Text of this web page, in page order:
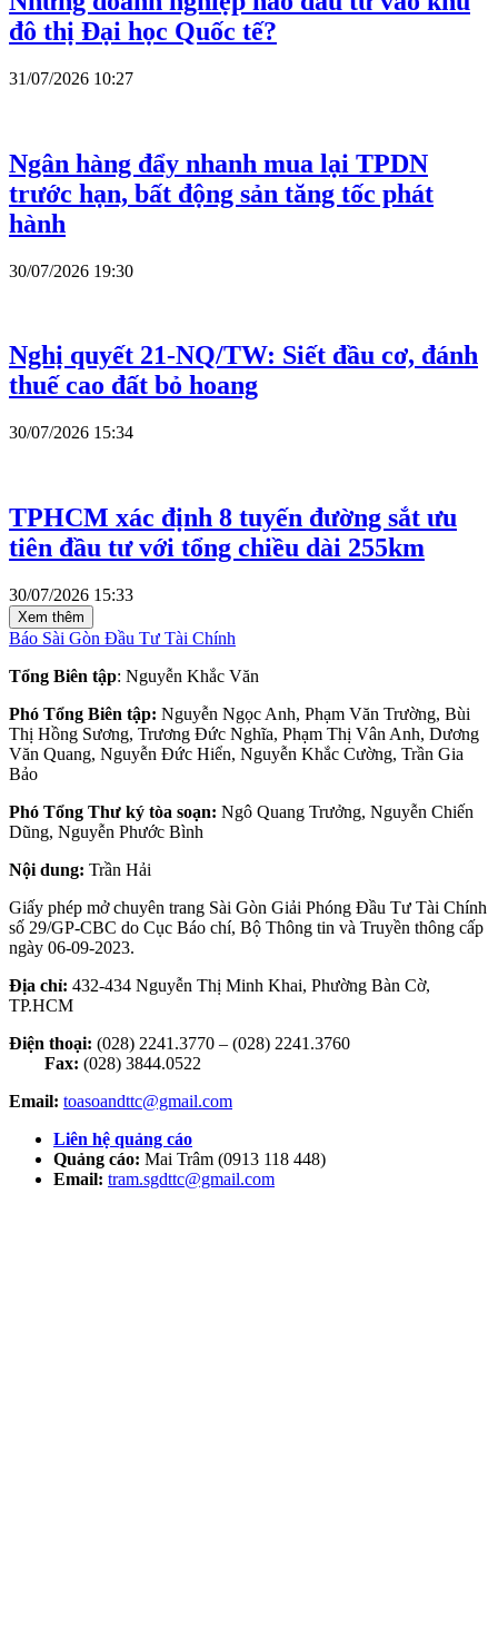
đô thị Đại học Quốc tế?
31/07/2026 10:27
Ngân hàng đẩy nhanh mua lại TPDN
trước hạn, bất động sản tăng tốc phát
hành
30/07/2026 19:30
Nghị quyết 21-NQ/TW: Siết đầu cơ, đánh
thuế cao đất bỏ hoang
30/07/2026 15:34
TPHCM xác định 8 tuyến đường sắt ưu
tiên đầu tư với tổng chiều dài 255km
30/07/2026 15:33
Xem thêm
Báo Sài Gòn Đầu Tư Tài Chính
Tổng Biên tập: Nguyễn Khắc Văn
Phó Tổng Biên tập: Nguyễn Ngọc Anh, Phạm Văn Trường, Bùi
Thị Hồng Sương, Trương Đức Nghĩa, Phạm Thị Vân Anh, Dương
Văn Quang, Nguyễn Đức Hiển, Nguyễn Khắc Cường, Trần Gia
Bảo
Phó Tổng Thư ký tòa soạn: Ngô Quang Trưởng, Nguyễn Chiến
Dũng, Nguyễn Phước Bình
Nội dung: Trần Hải
Giấy phép mở chuyên trang Sài Gòn Giải Phóng Đầu Tư Tài Chính
số 29/GP-CBC do Cục Báo chí, Bộ Thông tin và Truyền thông cấp
ngày 06-09-2023.
Địa chỉ: 432-434 Nguyễn Thị Minh Khai, Phường Bàn Cờ,
TP.HCM
Điện thoại: (028) 2241.3770 – (028) 2241.3760
Fax: (028) 3844.0522
Email: toasoandttc@gmail.com
Liên hệ quảng cáo
Quảng cáo: Mai Trâm (0913 118 448)
Email: tram.sgdttc@gmail.com